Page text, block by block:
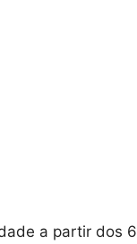
a partir dos 6